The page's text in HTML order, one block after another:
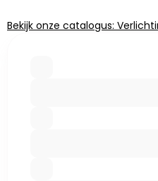
Bekijk onze catalogus: